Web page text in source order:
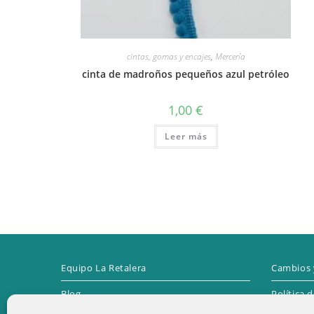
cintas, gomas y encajes, Mercería
cinta de madroños pequeños azul petróleo
1,00€
Leer más
Equipo La Retalera
Blog Política